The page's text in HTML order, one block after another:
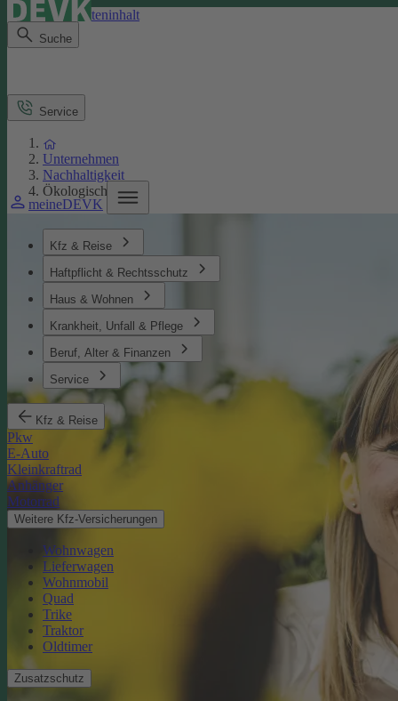
Direkt zum Seiteninhalt
Suche
meineDEVK
Kfz & Reise
Haftpflicht & Rechtsschutz
Haus & Wohnen
Krankheit, Unfall & Pflege
Beruf, Alter & Finanzen
Service
Kfz & Reise
Pkw
E-Auto
Kleinkraftrad
Anhänger
Motorrad
Weitere Kfz-Versicherungen
Wohnwagen
Lieferwagen
Wohnmobil
Quad
Trike
Traktor
Oldtimer
Zusatzschutz
Service
Unternehmen
Nachhaltigkeit
Ökologisches